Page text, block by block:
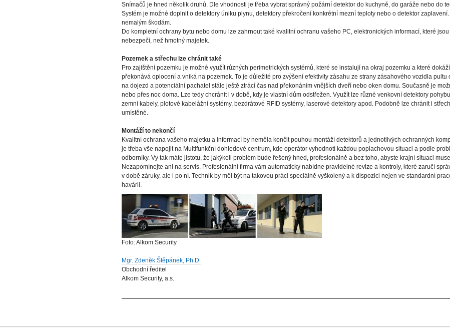
Snímačů je hned několik druhů. Dle vhodnosti je třeba vybrat správný požární detektor do kuchyně, do garáže nebo do
Systém je možné doplnit o detektory úniku plynu, detektory překročení konkrétní mezní teploty nebo o detektor
nemalým škodám.
Do kompletní ochrany bytu nebo domu lze zahrnout také kvalitní ochranu vašeho PC, elektronických informací, které
nebezpečí, než hmotný majetek.
Pozemek a střechu lze chránit také
Pro zajištění pozemku je možné využít různých perimetrických systémů, které se instalují na okraj pozemku a které
překonává oplocení a vniká na pozemek. To je důležité pro zvýšení efektivity zásahu ze strany zásahového vozidla pultu
na dojezd a potenciální pachatel stále ještě ztrácí čas nad překonáním vnějších dveří nebo oken domu. Současně je
nebo přes noc doma. Lze tedy chcránit i v době, kdy je vlastní dům odstřežen. Využít lze různé venkovní detektory
zemní kabely, plotové kabelážní systémy, bezdrátové RFID systémy, laserové detektory apod. Podobně lze chránit i
umístěné.
Montáží to nekončí
Kvalitní ochrana vašeho majetku a informací by neměla končit pouhou montáží detektorů a jednotlivých ochranných
je třeba vše napojit na Multifunkční dohledové centrum, kde operátor vyhodnotí každou poplachovou situaci a podle
odborníky. Vy tak máte jistotu, že jakýkoli problém bude řešený hned, profesionálně a bez toho, abyste krajní situaci
Nezapomínejte ani na servis. Profesionální firma vám automaticky nabídne pravidelné revize a kontroly, které zaručí
v době záruky, ale i po ní. Technik by měl být na takovou práci speciálně vyškolený a k dispozici nejen ve standardní
havárii.
Foto: Alkom Security
Mgr. Zdeněk Štěpánek, Ph.D.
Obchodní ředitel
Alkom Security, a.s.